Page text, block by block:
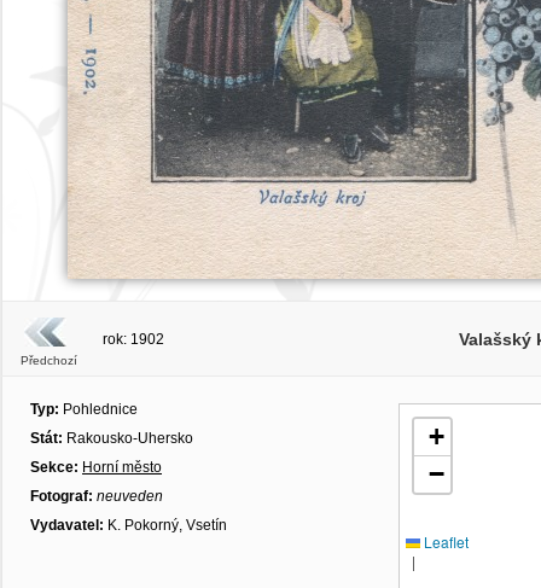
Předchozí
rok: 1902 Valašský
Typ: Pohlednice
Stát: Rakousko-Uhersko
Sekce: Horní město
Fotograf: neuveden
Vydavatel: K. Pokorný, Vsetín
+
−
Leaflet
|